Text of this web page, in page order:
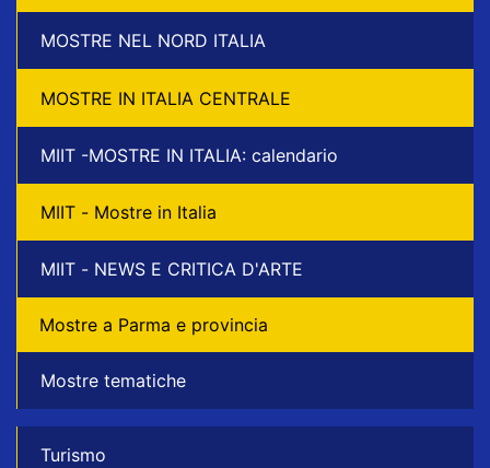
MOSTRE NEL NORD ITALIA
MOSTRE IN ITALIA CENTRALE
MIIT -MOSTRE IN ITALIA: calendario
MIIT - Mostre in Italia
MIIT - NEWS E CRITICA D'ARTE
Mostre a Parma e provincia
Mostre tematiche
Turismo